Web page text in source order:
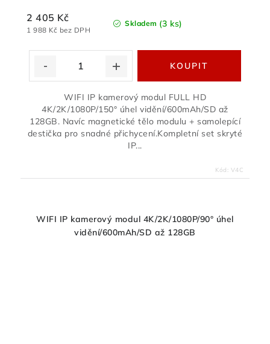
Skladem (3 ks)
1 988 Kč bez DPH
2 405 Kč
WIFI IP kamerový modul FULL HD
4K/2K/1080P/150° úhel vidění/600mAh/SD až
128GB. Navíc magnetické tělo modulu + samolepící
destička pro snadné přichycení.Kompletní set skryté
IP...
Kód: V4C
WIFI IP kamerový modul 4K/2K/1080P/90° úhel
vidění/600mAh/SD až 128GB